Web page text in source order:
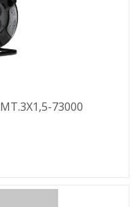
73000